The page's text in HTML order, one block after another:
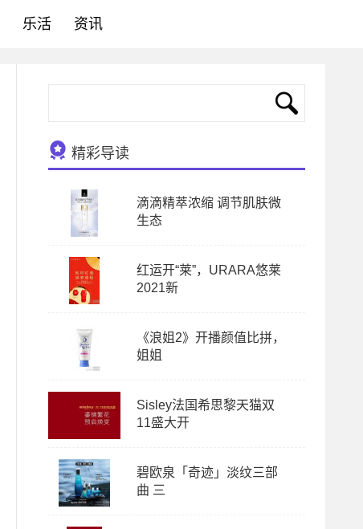
乐活 资讯
精彩导读
滴滴精萃浓缩 调节肌肤微
生态
红运开“莱”，URARA悠莱
2021新
《浪姐2》开播颜值比拼，
姐姐
Sisley法国希思黎天猫双
11盛大开
碧欧泉「奇迹」淡纹三部
曲 三